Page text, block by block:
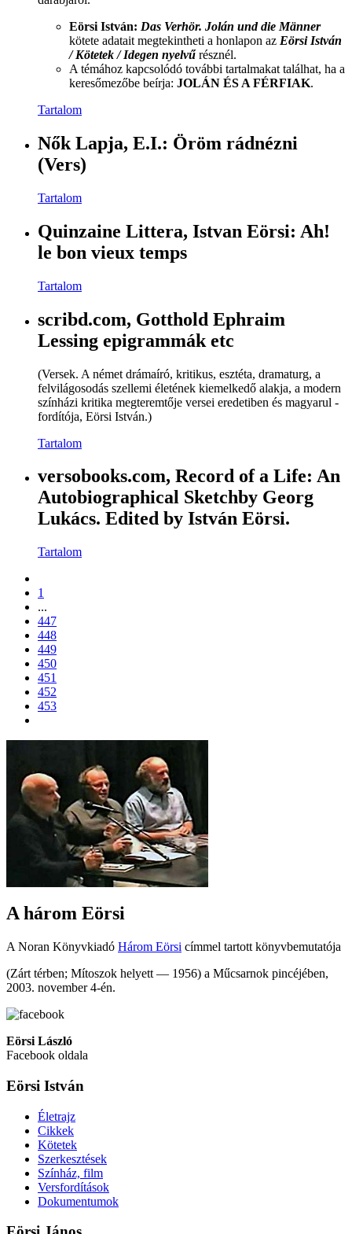
Eörsi István: Das Verhör. Jolán und die Männer
kötete adatait megtekintheti a honlapon az Eörsi István
/ Kötetek / Idegen nyelvűrésznél.
A témához kapcsolódó további tartalmakat találhat, ha a
keresőmezőbe beírja: JOLÁN ÉS A FÉRFIAK.
Tartalom
Nők Lapja, E.I.: Öröm rádnézni
(Vers)
Tartalom
Quinzaine Littera, Istvan Eörsi: Ah!
le bon vieux temps
Tartalom
scribd.com, Gotthold Ephraim
Lessing epigrammák etc
(Versek. A német drámaíró, kritikus, esztéta, dramaturg, a
felvilágosodás szellemi életének kiemelkedő alakja, a modern
színházi kritika megteremtője versei eredetiben és magyarul -
fordítója, Eörsi István.)
Tartalom
versobooks.com, Record of a Life: An
Autobiographical Sketchby Georg
Lukács. Edited by István Eörsi.
Tartalom
1
...
447
448
449
450
451
452
453
A három Eörsi
A Noran Könyvkiadó Három Eörsi címmel tartott könyvbemutatója
(Zárt térben; Mítoszok helyett — 1956) a Műcsarnok pincéjében,
2003. november 4-én.
Eörsi László
Facebook oldala
Eörsi István
Életrajz
Cikkek
Kötetek
Szerkesztések
Színház, film
Versfordítások
Dokumentumok